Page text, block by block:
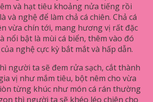
và hạt tiêu khoảng nửa tiếng rồi
và nghệ để làm chả cá chiên. Chả cá
vừa chín tới, mang hương vị rất đặc
nổi bật là mùi cá biển, thêm vào đó
nghệ cực kỳ bắt mắt và hấp dẫn.
người ta sẽ đem rửa sạch, cắt thành
vị như mắm tiêu, bột nêm cho vừa
từng khúc như món cá rán thường
thì người ta sẽ khéo léo chiên cho